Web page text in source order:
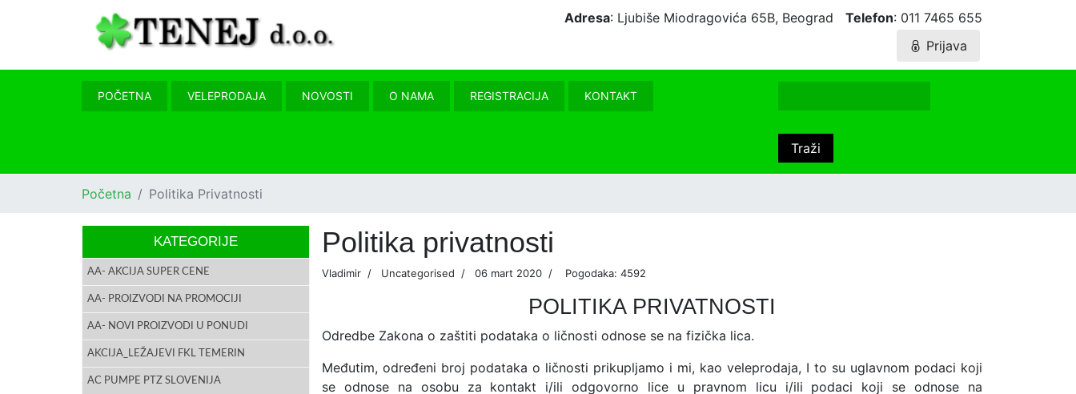
Adresa: Ljubiše Miodragovića 65B, Beograd Telefon: 011 7465 655
Prijava
POČETNA VELEPRODAJA NOVOSTI O NAMA REGISTRACIJA KONTAKT
Početna Politika Privatnosti
KATEGORIJE
AA- AKCIJA SUPER CENE
AA- PROIZVODI NA PROMOCIJI
AA- NOVI PROIZVODI U PONUDI
AKCIJA_LEŽAJEVI FKL TEMERIN
AC PUMPE PTZ SLOVENIJA
Politika privatnosti
Vladimir Uncategorised 06 mart 2020 Pogodaka: 4592
POLITIKA PRIVATNOSTI
Odredbe Zakona o zaštiti podataka o ličnosti odnose se na fizička lica.
Međutim, određeni broj podataka o ličnosti prikupljamo i mi, kao veleprodaja, I to su uglavnom podaci koji
se odnose na osobu za kontakt i/ili odgovorno lice u pravnom licu i/ili podaci koji se odnose na